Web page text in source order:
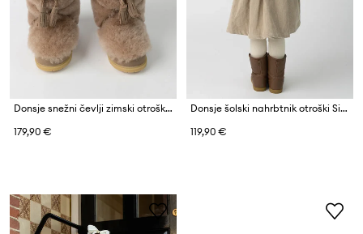
Donsje snežni čevlji zimski otroški Myril Boots
179,90 €
Donsje šolski nahrbtnik otroški Sifo Backpack Raccoon
119,90 €